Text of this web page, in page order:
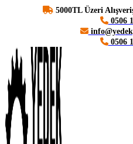
5000TL Üzeri
0506
0506